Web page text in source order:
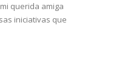
querida amiga
iniciativas que